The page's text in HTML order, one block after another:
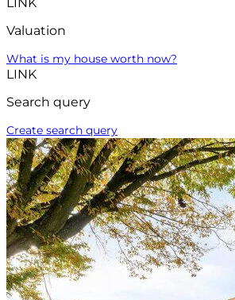
LINK
Valuation
What is my house worth now?
LINK
Search query
Create search query